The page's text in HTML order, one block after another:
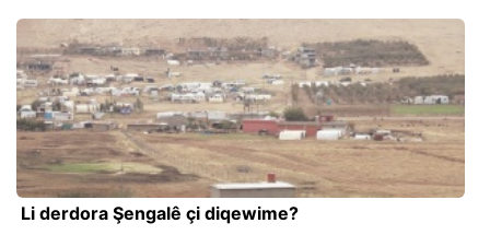
Li derdora Şengalê çi diqewime?